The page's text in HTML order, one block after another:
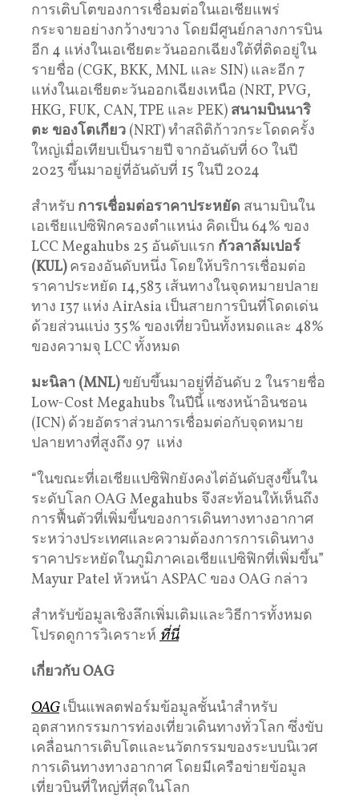
การเติบโตของการเชื่อมต่อในเอเชียแพร่
กระจายอย่างกว้างขวาง โดยมีศูนย์กลางการบิน
อีก 4 แห่งในเอเชียตะวันออกเฉียงใต้ที่ติดอยู่ใน
รายชื่อ (CGK, BKK, MNL และ SIN) และอีก 7
แห่งในเอเชียตะวันออกเฉียงเหนือ (NRT, PVG,
HKG, FUK, CAN, TPE และ PEK) สนามบินนาริ
ตะ ของโตเกียว (NRT) ทำสถิติก้าวกระโดดครั้ง
ใหญ่เมื่อเทียบเป็นรายปี จากอันดับที่ 60 ในปี
2023 ขึ้นมาอยู่ที่อันดับที่ 15 ในปี 2024
สําหรับ การเชื่อมต่อราคาประหยัด สนามบินใน
เอเชียแปซิฟิกครองตําแหน่ง คิดเป็น 64% ของ
LCC Megahubs 25 อันดับแรก กัวลาลัมเปอร์
(KUL)ครองอันดับหนึ่ง โดยให้บริการเชื่อมต่อ
ราคาประหยัด 14,583 เส้นทางในจุดหมายปลาย
ทาง 137 แห่ง AirAsia เป็นสายการบินที่โดดเด่น
ด้วยส่วนแบ่ง 35% ของเที่ยวบินทั้งหมดและ 48%
ของความจุ LCC ทั้งหมด
มะนิลา (MNL)ขยับขึ้นมาอยู่ที่อันดับ 2 ในรายชื่อ
Low-Cost Megahubs ในปีนี้ แซงหน้าอินชอน
(ICN) ด้วยอัตราส่วนการเชื่อมต่อกับจุดหมาย
ปลายทางที่สูงถึง 97 แห่ง
“ในขณะที่เอเชียแปซิฟิกยังคงไต่อันดับสูงขึ้นใน
ระดับโลก OAG Megahubs จึงสะท้อนให้เห็นถึง
การฟื้นตัวที่เพิ่มขึ้นของการเดินทางทางอากาศ
ระหว่างประเทศและความต้องการการเดินทาง
ราคาประหยัดในภูมิภาคเอเชียแปซิฟิกที่เพิ่มขึ้น”
Mayur Patel หัวหน้า ASPAC ของ OAG กล่าว
สําหรับข้อมูลเชิงลึกเพิ่มเติมและวิธีการทั้งหมด
โปรดดูการวิเคราะห์ ที่นี่
เกี่ยวกับ OAG
OAGเป็นแพลตฟอร์มข้อมูลชั้นนําสําหรับ
อุตสาหกรรมการท่องเที่ยวเดินทางทั่วโลก ซึ่งขับ
เคลื่อนการเติบโตและนวัตกรรมของระบบนิเวศ
การเดินทางทางอากาศ โดยมีเครือข่ายข้อมูล
เที่ยวบินที่ใหญ่ที่สุดในโลก